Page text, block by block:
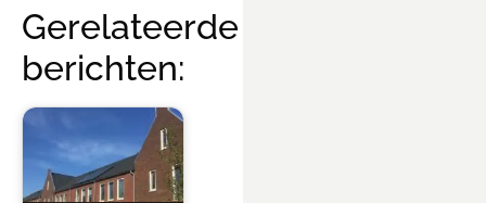
Gerelateerde
berichten: